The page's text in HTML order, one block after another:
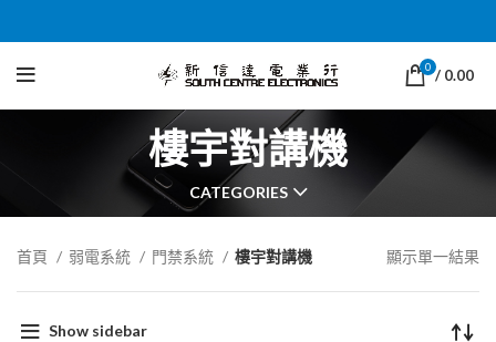
0 / 0.00
樓宇對講機
CATEGORIES
首頁 弱電系統 門禁系統 樓宇對講機 顯示單一結果
Show sidebar